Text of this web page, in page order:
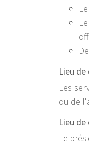
Lieu
Les
ou de
Lieu
Le